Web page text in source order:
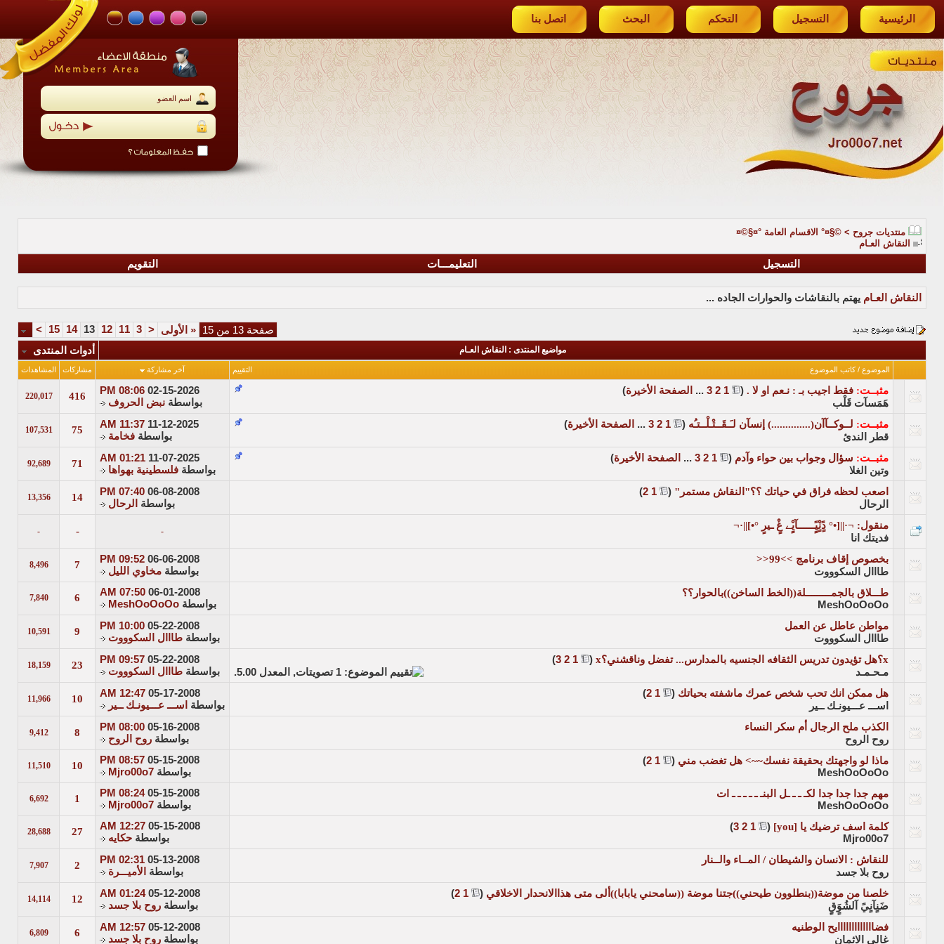
الرئيسية التسجيل التحكم البحث اتصل بنا
منتديات جروح > ©§¤° الاقسام العامة °¤§©¤
النقاش العـام
التسجيل التعليمـــات التقويم
النقاش العـام يهتم بالنقاشات والحوارات الجاده ...
صفحة 13 من 15 « الأولى <
3
11
12
13
14
15
>
مواضيع المنتدى : النقاش العـام أدوات المنتدى
التقييم الموضوع /كاتب الموضوع آخر مشاركة مشاركات المشاهدات
مثبــت: فقط اجيب بـ : نـعم او لا . (
1
2
3
... الصفحة الأخيرة)
هَمَسآت قَلْب
02-15-2026
08:06 PM
بواسطة نبض الحروف
416
220,017
مثبــت: لــوكــآآن(..............) إنسآن لـَـقَــتْـلْــتـُه (
1
2
3
... الصفحة الأخيرة)
قطر الندئ
11-12-2025
11:37 AM
بواسطة فخامة
75
107,531
مثبــت: سؤال وجواب بين حواء وآدم (
1
2
3
... الصفحة الأخيرة)
وتين الغلا
11-07-2025
01:21 AM
بواسطة فلسطينية بهواها
71
92,689
اصعب لحظه فراق في حياتك ؟؟"النقاش مستمر" (
1
2
)
الرحال
06-08-2008
07:40 PM
بواسطة
الرحال
14
13,356
منقول: ¬·||[•° دًٍنٍْيًٍــــــآيٍْے غٍْ ـيرٍ °•]||·¬
فديتك انا
-
-
-
بخصوص إقاف برنامج >>99<<
طااال السكوووت
06-06-2008
09:52 PM
بواسطة مخاوي الليل
7
8,496
طـــلاق بالجمـــــــــلة((الخط الساخن))بالحوار؟؟
MeshOoOoOo
06-01-2008
07:50 AM
بواسطة MeshOoOoOo
6
7,840
مواطن عاطل عن العمل
طااال السكوووت
05-22-2008
10:00 PM
بواسطة طااال السكوووت
9
10,591
x؟هل تؤيدون تدريس الثقافه الجنسيه بالمدارس... تفضل وناقشني؟x (
1
2
3
)
مـحـمـد
05-22-2008
09:57 PM
بواسطة طااال السكوووت
23
18,159
هل ممكن انك تحب شخص عمرك ماشفته بحياتك (
1
2
)
اســـ عـــيونـك ــير
05-17-2008
12:47 AM
بواسطة
اســـ عـــيونـك ــير
10
11,966
الكذب ملح الرجال أم سكر النساء
روح الروح
05-16-2008
08:00 PM
بواسطة روح الروح
8
9,412
ماذا لو واجهتك بحقيقة نفسك~~> هل تغضب مني (
1
2
)
MeshOoOoOo
05-15-2008
08:57 PM
بواسطة Mjro00o7
10
11,510
مهم جدا جدا جدا لكـ ـ ـ ـل البنـ ـ ـ ـ ـ ـ ات
MeshOoOoOo
05-15-2008
08:24 PM
بواسطة Mjro00o7
1
6,692
كلمة اسف ترضيك يا [you] (
1
2
3
)
Mjro00o7
05-15-2008
12:27 AM
بواسطة حكايه
27
28,688
للنقاش : الانسان والشيطان / المــاء والــنار
روح بلا جسد
05-13-2008
02:31 PM
بواسطة
الأميـــرة
2
7,907
خلصنا من موضة((بنطلوون طيحني))جتنا موضة ((سامحني يابابا))ألى متى هذاالانحدار الاخلاقي (
1
2
)
ضَنٍآنٍيً آلشُوٍَقٍِ
05-12-2008
01:24 AM
بواسطة روح بلا جسد
12
14,114
فضااااااااااااايح الوطنيه
غالي الاثمان
05-12-2008
12:57 AM
بواسطة روح بلا جسد
6
6,809